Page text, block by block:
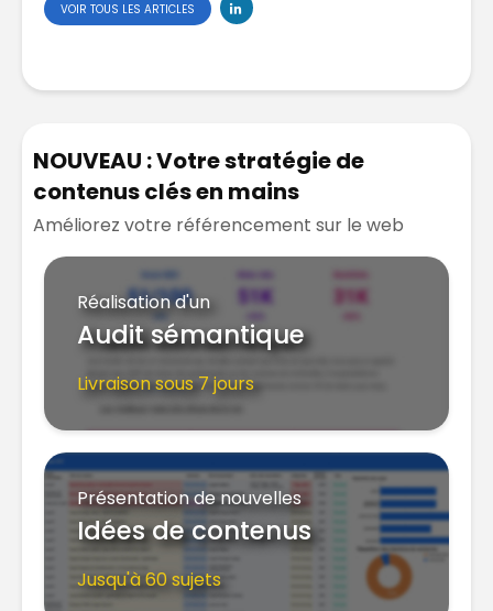
VOIR TOUS LES ARTICLES
NOUVEAU : Votre stratégie de
contenus clés en mains
Améliorez votre référencement sur le web
Réalisation d'un
Audit sémantique
Livraison sous 7 jours
Présentation de nouvelles
Idées de contenus
Jusqu'à 60 sujets